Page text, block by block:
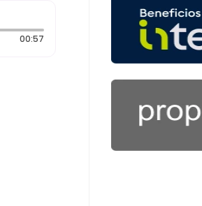
00:57Duración: 57 segundos